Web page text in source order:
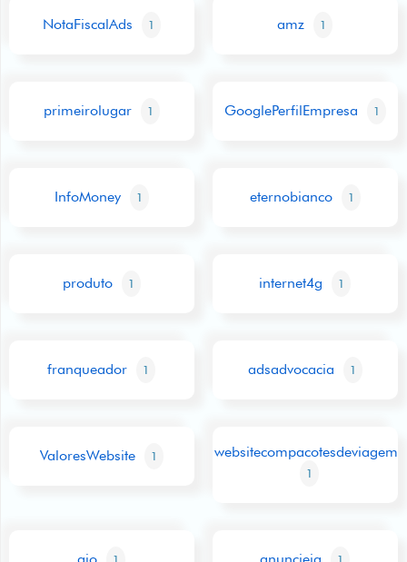
NotaFiscalAds 1 amz 1
primeirolugar 1 GooglePerfilEmpresa 1
InfoMoney 1 eternobianco 1
produto 1 internet4g 1
franqueador 1 adsadvocacia 1
ValoresWebsite 1 websitecompacotesdeviagem
1